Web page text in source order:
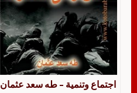
اجتماع وتنمية – طه سعد عثمان